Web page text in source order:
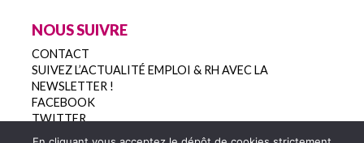
NOUS SUIVRE
CONTACT
SUIVEZ L’ACTUALITÉ EMPLOI & RH AVEC LA
NEWSLETTER !
FACEBOOK
TWITTER